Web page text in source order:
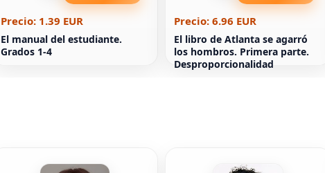
Precio: 1.39 EUR
El manual del estudiante.
Grados 1-4
Precio: 6.96 EUR
El libro de Atlanta se agarró
los hombros. Primera parte.
Desproporcionalidad